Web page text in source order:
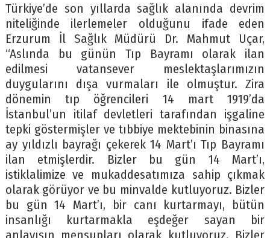
Türkiye’de son yıllarda sağlık alanında devrim
niteliğinde ilerlemeler olduğunu ifade eden
Erzurum İl Sağlık Müdürü Dr. Mahmut Uçar,
“Aslında bu günün Tıp Bayramı olarak ilan
edilmesi vatansever meslektaşlarımızın
duygularını dışa vurmaları ile olmuştur. Zira
dönemin tıp öğrencileri 14 mart 1919’da
İstanbul’un itilaf devletleri tarafından işgaline
tepki göstermişler ve tıbbiye mektebinin binasına
ay yıldızlı bayrağı çekerek 14 Mart’ı Tıp Bayramı
ilan etmişlerdir. Bizler bu gün 14 Mart’ı,
istiklalimize ve mukaddesatımıza sahip çıkmak
olarak görüyor ve bu minvalde kutluyoruz. Bizler
bu gün 14 Mart’ı, bir canı kurtarmayı, bütün
insanlığı kurtarmakla eşdeğer sayan bir